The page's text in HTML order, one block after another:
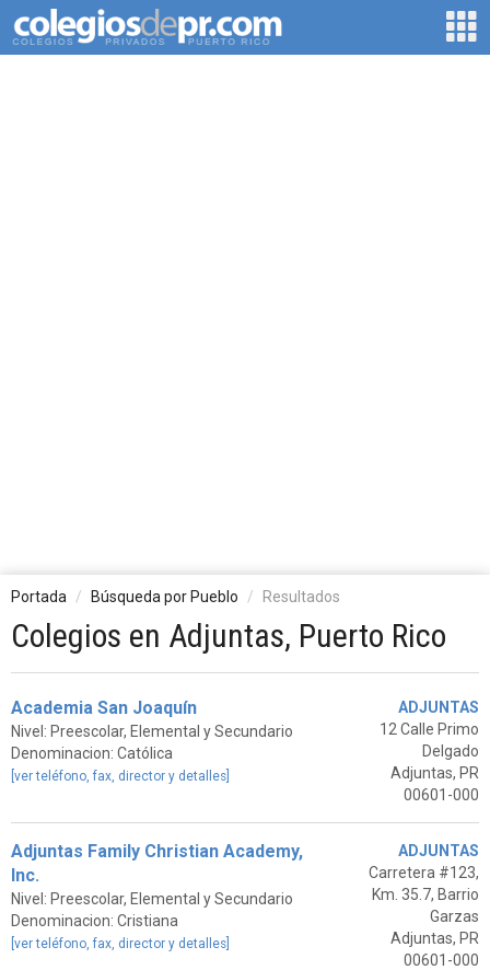
Portada Búsqueda por Pueblo Resultados
Colegios en Adjuntas, Puerto Rico
Academia San Joaquín
Nivel: Preescolar, Elemental y Secundario
Denominacion: Católica
[ver teléfono, fax, director y detalles]
ADJUNTAS
12 Calle Primo
Delgado
Adjuntas, PR
00601-000
Adjuntas Family Christian Academy,
Inc.
Nivel: Preescolar, Elemental y Secundario
Denominacion: Cristiana
[ver teléfono, fax, director y detalles]
ADJUNTAS
Carretera #123,
Km. 35.7, Barrio
Garzas
Adjuntas, PR
00601-000